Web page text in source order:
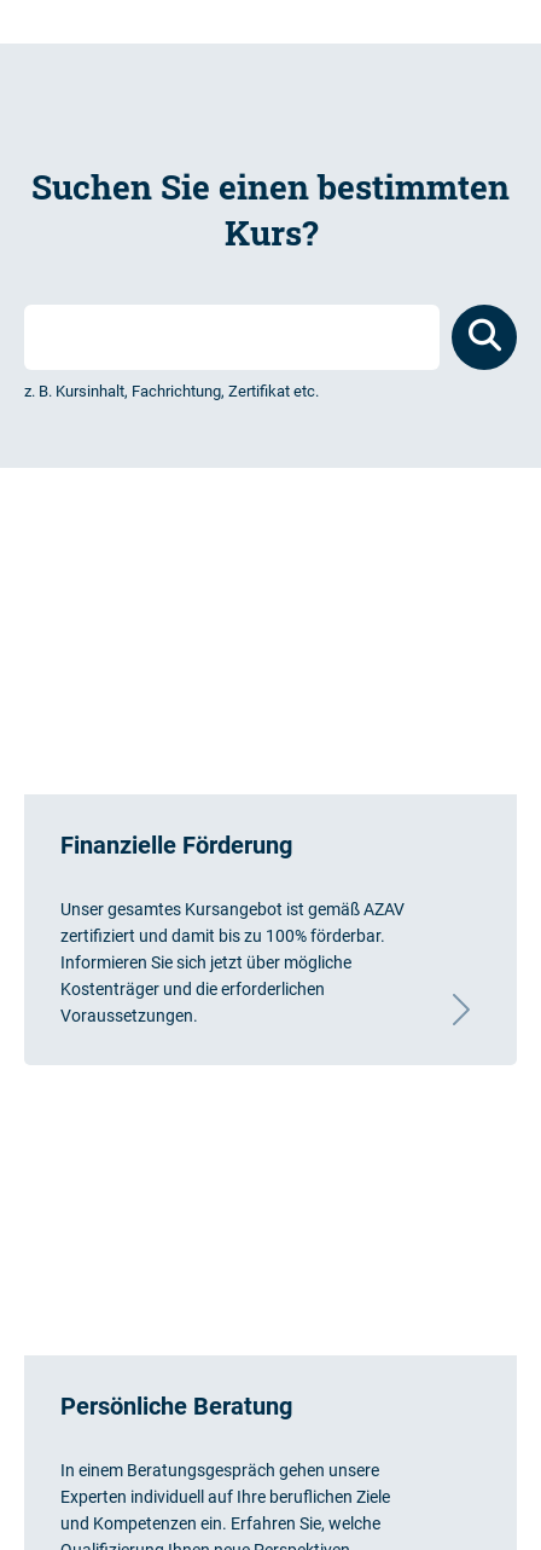
Suchen Sie einen bestimmten
Kurs?
z. B. Kursinhalt, Fachrichtung, Zertifikat etc.
Finanzielle Förderung
Unser gesamtes Kursangebot ist gemäß AZAV
zertifiziert und damit bis zu 100% förderbar.
Informieren Sie sich jetzt über mögliche
Kostenträger und die erforderlichen
Voraussetzungen.
Persönliche Beratung
In einem Beratungsgespräch gehen unsere
Experten individuell auf Ihre beruflichen Ziele
und Kompetenzen ein. Erfahren Sie, welche